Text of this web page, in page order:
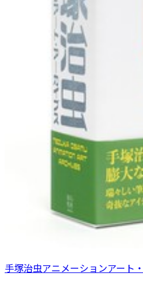
手塚治虫アニメーションアート